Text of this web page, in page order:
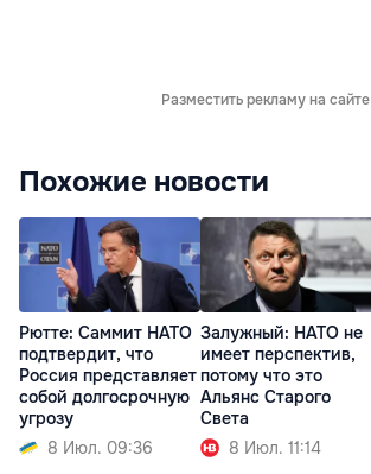
Разместить рекламу на сайте
Похожие новости
Рютте: Саммит НАТО
подтвердит, что
Россия представляет
собой долгосрочную
угрозу
8 Июл. 09:36
Залужный: НАТО не
имеет перспектив,
потому что это
Альянс Старого
Света
8 Июл. 11:14